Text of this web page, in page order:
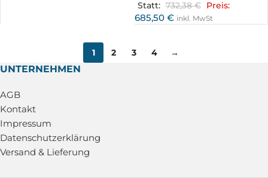
Statt: 732,38€ Preis:
685,50 € inkl. MwSt
1 2 3 4 →
UNTERNEHMEN
AGB
Kontakt
Impressum
Datenschutzerklärung
Versand & Lieferung